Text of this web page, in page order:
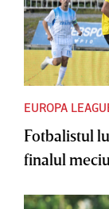
EUROPA
Fotbalistul
finalul